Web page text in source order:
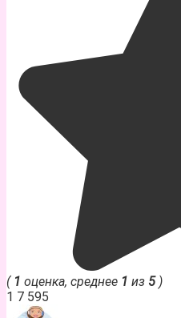
( 1 оценка, среднее 1 из 5)
1 7 595